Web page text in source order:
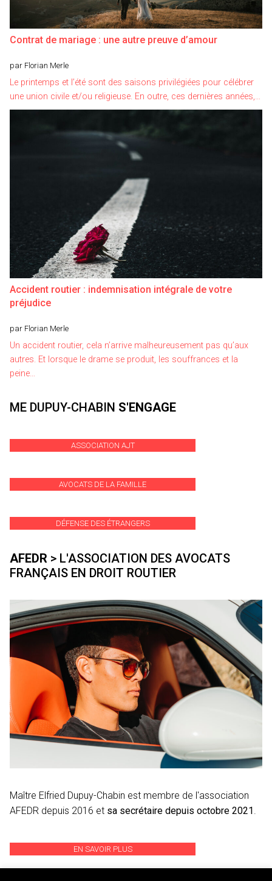
Contrat de mariage : une autre preuve d’amour
par Florian Merle
Le printemps et l’été sont des saisons privilégiées pour célébrer
une union civile et/ou religieuse. En outre, ces dernières années,…
Accident routier : indemnisation intégrale de votre
préjudice
par Florian Merle
Un accident routier, cela n’arrive malheureusement pas qu’aux
autres. Et lorsque le drame se produit, les souffrances et la
peine…
ME DUPUY-CHABIN S'ENGAGE
ASSOCIATION AJT
AVOCATS DE LA FAMILLE
DÉFENSE DES ÉTRANGERS
AFEDR > L'ASSOCIATION DES AVOCATS
FRANÇAIS EN DROIT ROUTIER
Maître Elfried Dupuy-Chabin est membre de l'association
AFEDR depuis 2016 et sa secrétaire depuis octobre 2021.
EN SAVOIR PLUS